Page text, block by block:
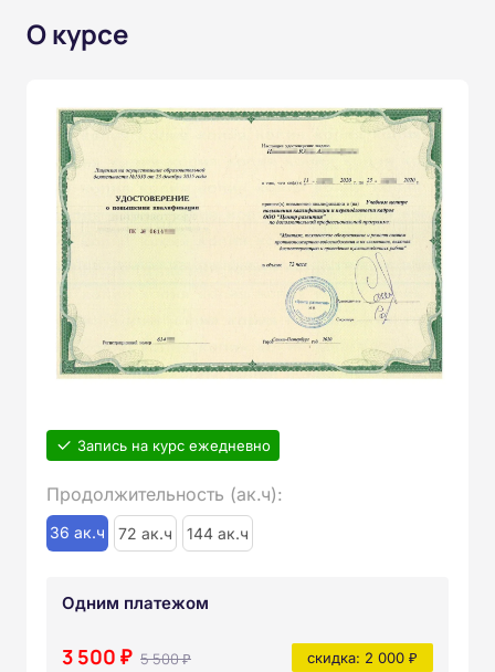
О курсе
Запись на курс ежедневно
Продолжительность (ак.ч):
36 ак.ч 72 ак.ч 144 ак.ч
Одним платежом
3 500 ₽ 5 500 ₽ скидка: 2 000 ₽